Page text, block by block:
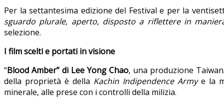
Per la settantesima edizione del Festival e per la
sguardo plurale, aperto, disposto a riflettere in
selezione.
I film scelti e portati in visione
“Blood Amber” di Lee Yong Chao, una produzione
della proprietà è della Kachin Indipendence Armye la
minerale, alle prese con i controlli della milizia.